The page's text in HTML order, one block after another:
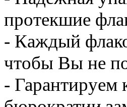
протекшие
- Каждый
чтобы Вы не
- Гарантируем